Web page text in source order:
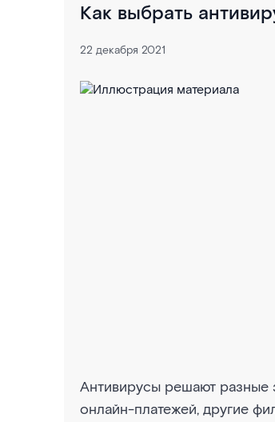
Как выбрать
22 декабря 2021
Антивирусы решают разные
онлайн-платежей, другие